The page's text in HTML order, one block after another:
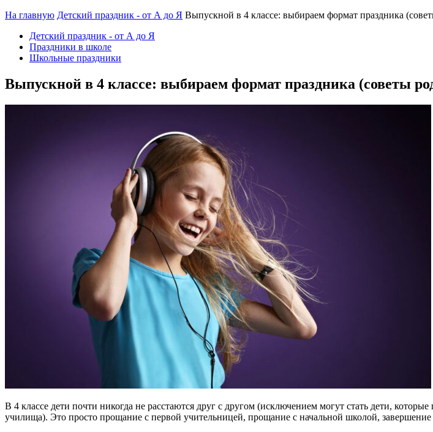
На главную Детский праздник - от А до Я Выпускной в 4 классе: выбираем формат праздника
Детский праздник - от А до Я
Праздники в школе
Школьные праздники
Выпускной в 4 классе: выбираем формат праздника (советы
В 4 классе дети почти никогда не расстаются друг с другом (исключением могут стать дети,
училища). Это просто прощание с первой учительницей, прощание с начальной школой, завершение